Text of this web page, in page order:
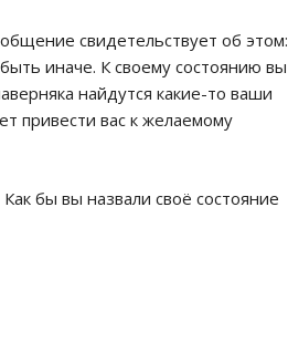
свидетельствует об этом:
иначе. К своему состоянию вы
найдутся какие-то ваши
привести вас к желаемому
бы вы назвали своё состояние